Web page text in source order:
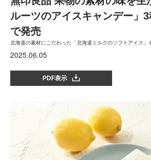
ルーツのアイスキャンデー」
で発売
北海道の素材にこだわった「北海道ミルクのソフトアイス」
2025.06.05
PDF表示